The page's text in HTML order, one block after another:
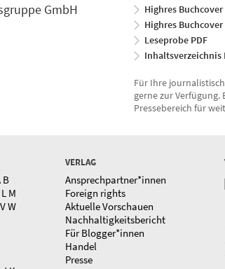
GmbH
Highres Buchcover
Highres Buchcover
Leseprobe PDF
Inhaltsverzeichnis
Für Ihre
gerne zur Verfügung.
Pressebereich für
B
L M
VW
VERLAG
Ansprechpartner*innen
Foreign rights
Aktuelle Vorschauen
Nachhaltigkeitsbericht
Für Blogger*innen
Handel
Presse